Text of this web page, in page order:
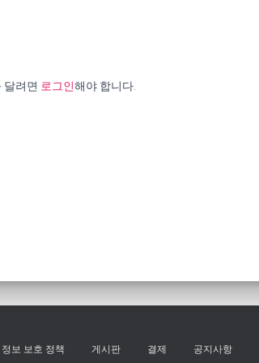
달려면 로그인해야 합니다.
보 보호 정책 게시판 결제 공지사항